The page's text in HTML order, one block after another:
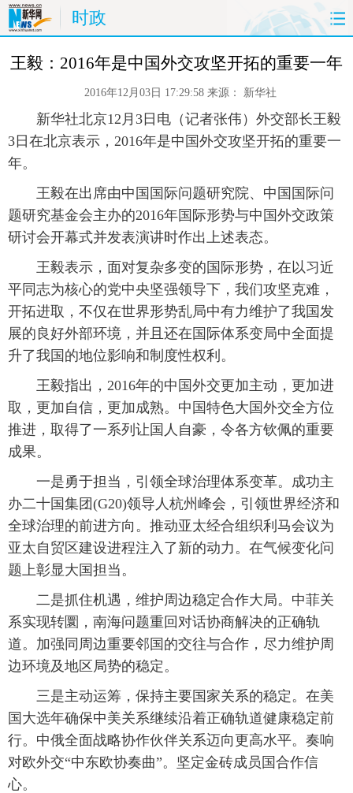
时政
首页 时政 国际 财经
体育 人事
时尚 思客 地方 法治
科技 能源 房产 公司
图片 视频 彩票 食品
旅游 健康 信息化 数据
金融 公益 军事 无人机
富媒体 摄影 新华广播
新华电视中文 新华电视英文 返回PC
王毅：2016年是中国外交攻坚开拓的重要一年
2016年12月03日 17:29:58 来源： 新华社
新华社北京12月3日电（记者张伟）外交部长王毅
3日在北京表示，2016年是中国外交攻坚开拓的重要一
年。
王毅在出席由中国国际问题研究院、中国国际问
题研究基金会主办的2016年国际形势与中国外交政策
研讨会开幕式并发表演讲时作出上述表态。
王毅表示，面对复杂多变的国际形势，在以习近
平同志为核心的党中央坚强领导下，我们攻坚克难，
开拓进取，不仅在世界形势乱局中有力维护了我国发
展的良好外部环境，并且还在国际体系变局中全面提
升了我国的地位影响和制度性权利。
王毅指出，2016年的中国外交更加主动，更加进
取，更加自信，更加成熟。中国特色大国外交全方位
推进，取得了一系列让国人自豪，令各方钦佩的重要
成果。
一是勇于担当，引领全球治理体系变革。成功主
办二十国集团(G20)领导人杭州峰会，引领世界经济和
全球治理的前进方向。推动亚太经合组织利马会议为
亚太自贸区建设进程注入了新的动力。在气候变化问
题上彰显大国担当。
二是抓住机遇，维护周边稳定合作大局。中菲关
系实现转圜，南海问题重回对话协商解决的正确轨
道。加强同周边重要邻国的交往与合作，尽力维护周
边环境及地区局势的稳定。
三是主动运筹，保持主要国家关系的稳定。在美
国大选年确保中美关系继续沿着正确轨道健康稳定前
行。中俄全面战略协作伙伴关系迈向更高水平。奏响
对欧外交“中东欧协奏曲”。坚定金砖成员国合作信
心。